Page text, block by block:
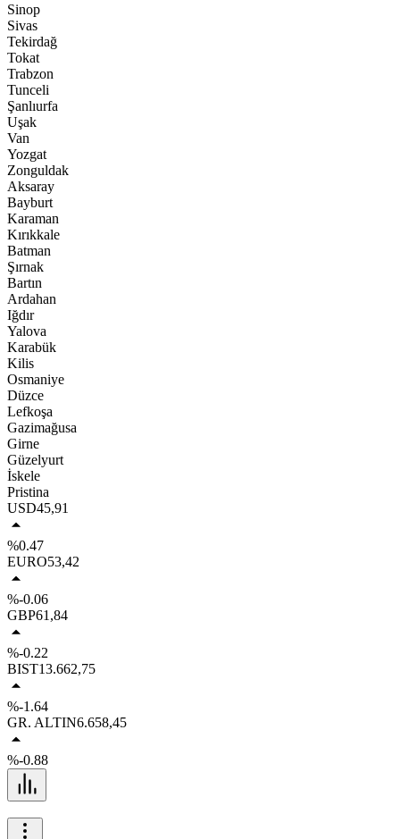
Sinop
Sivas
Tekirdağ
Tokat
Trabzon
Tunceli
Şanlıurfa
Uşak
Van
Yozgat
Zonguldak
Aksaray
Bayburt
Karaman
Kırıkkale
Batman
Şırnak
Bartın
Ardahan
Iğdır
Yalova
Karabük
Kilis
Osmaniye
Düzce
Lefkoşa
Gazimağusa
Girne
Güzelyurt
İskele
Pristina
USD45,91
%0.47
EURO53,42
%-0.06
GBP61,84
%-0.22
BIST13.662,75
%-1.64
GR. ALTIN6.658,45
%-0.88